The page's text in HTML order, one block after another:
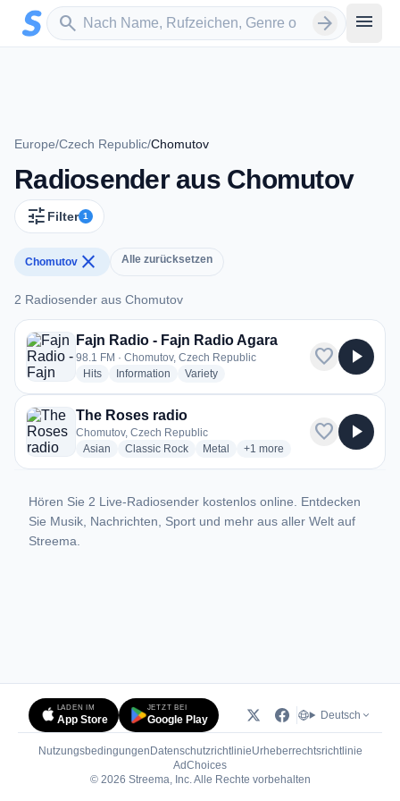
Zum Hauptinhalt springen
search
Sender suchen arrow_forward menu
Europe/Czech Republic/Chomutov
Radiosender aus Chomutov
tune Filter 1
Chomutov close Alle zurücksetzen
2 Radiosender aus Chomutov
2 Radiosender aus Chomutov
Fajn Radio - Fajn Radio Agara
98.1 FM · Chomutov, Czech Republic
Hitsradio stations
Information radio stations
Varietyradio stations
favorite play_arrow
The Roses radio
Chomutov, Czech Republic
Asian radio stations
Classic Rockradio stations
Metal radio stations
+1 more genres for The Roses
more
favorite play_arrow
Hören Sie 2 Live-Radiosender kostenlos online. Entdecken
Sie Musik, Nachrichten, Sport und mehr aus aller Welt auf
Streema.
LADEN IM
App Store
JETZT BEI
Google Play Deutsch
Nutzungsbedingungen DatenschutzrichtlinieUrheberrechtsrichtlinie
AdChoices(öffnet in neuem Tab)
© 2026 Streema, Inc. Alle Rechte vorbehalten